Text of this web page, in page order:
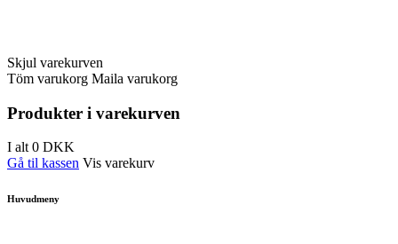
Skjul varekurven
Töm varukorg Maila varukorg
Produkter i varekurven
I alt0 DKK
Gå til kassen Vis varekurv
Huvudmeny